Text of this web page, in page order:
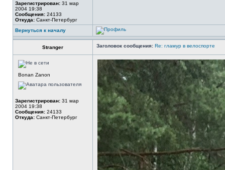
Зарегистрирован: 31 мар
2004 19:38
Сообщения: 24133
Откуда: Санкт-Петербург
Вернуться к началу
Stranger Заголовок сообщения: Re: гламур в велоспорте
Bonan Zanon
Зарегистрирован: 31 мар
2004 19:38
Сообщения: 24133
Откуда: Санкт-Петербург